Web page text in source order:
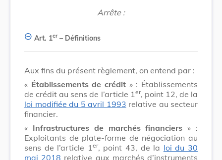
Arrête :
Art. 1er – Définitions
Aux fins du présent règlement, on entend par :
« Établissements de crédit » : Établissements
de crédit au sens de l’article 1 er, point 12, de la
loi modifiée du 5 avril 1993 relative au secteur
financier.
« Infrastructures de marchés financiers » :
Exploitants de plate-forme de négociation au
sens de l’article 1 er, point 43, de la loi du 30
mai 2018 relative aux marchés d’instruments